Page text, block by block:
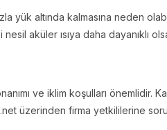
yük altında kalmasına neden
nesil aküler ısıya daha dayanıklı
ve iklim koşulları önemlidir.
üzerinden firma yetkililerine